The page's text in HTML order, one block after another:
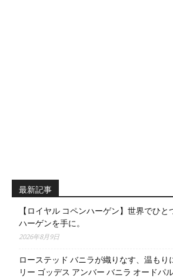
最新記事
【ロイヤル コペンハーゲン】世界でひ
ハーゲンを手に。
2026年8月9日
ローステッド バニラが織りなす、温もり
リー ゴッデス アンバー バニラ オードパ